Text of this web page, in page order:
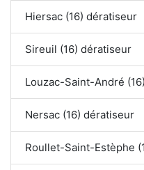
Hiersac (16) dératiseur
Sireuil (16) dératiseur
Louzac-Saint-André
Nersac (16) dératiseur
Roullet-Saint-Estèphe